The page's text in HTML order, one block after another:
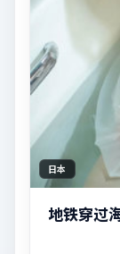
日本
地铁穿过